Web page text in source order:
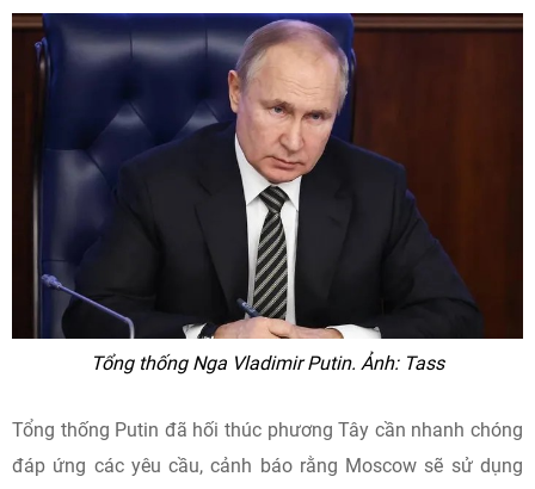
Tổng thống Nga Vladimir Putin. Ảnh: Tass
Tổng thống Putin đã hối thúc phương Tây cần nhanh chóng
đáp ứng các yêu cầu, cảnh báo rằng Moscow sẽ sử dụng